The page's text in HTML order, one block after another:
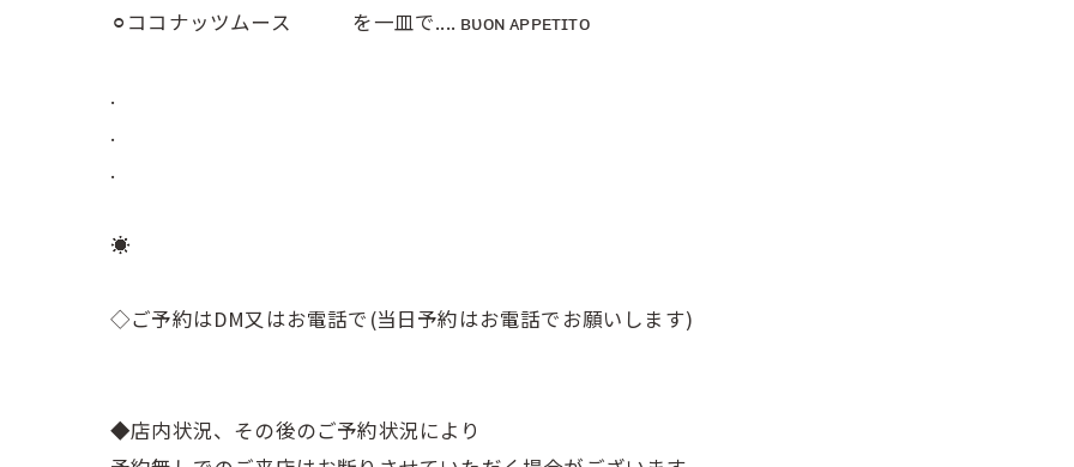
⚪︎ココナッツムース を一皿で.... ʙᴜᴏɴ ᴀᴘᴘᴇᴛɪᴛᴏ
.
.
.
☀︎⠀
◇ご予約はDM又はお電話で(当日予約はお電話でお願いします)⠀
◆店内状況、その後のご予約状況により⠀